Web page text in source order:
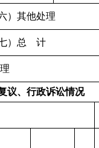
）其他处理
七）总 计
议、行政诉讼情况